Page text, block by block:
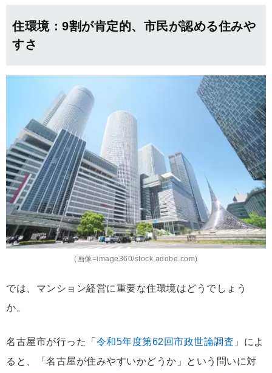
住環境：9割が肯定的、市民が認める住みや
すさ
(画像=image360/stock.adobe.com)
では、マンション経営に重要な住環境はどうでしょう
か。
名古屋市が行った「 令和5年度第62回市政世論調査 」によ
ると、「名古屋が住みやすいかどうか」という問いに対